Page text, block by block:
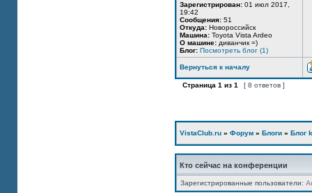
Зарегистрирован: 01 июл 2017,
19:42
Сообщения: 51
Откуда: Новороссийск
Машина: Toyota Vista Ardeo
О машине: диванчик =)
Блог: Посмотреть блог (1)
Вернуться к началу
Страница 1 из 1 [ 8 ответов ]
VistaClub.ru » Форум » Блоги » Блог
Кто сейчас на конференции
Зарегистрированные пользователи: